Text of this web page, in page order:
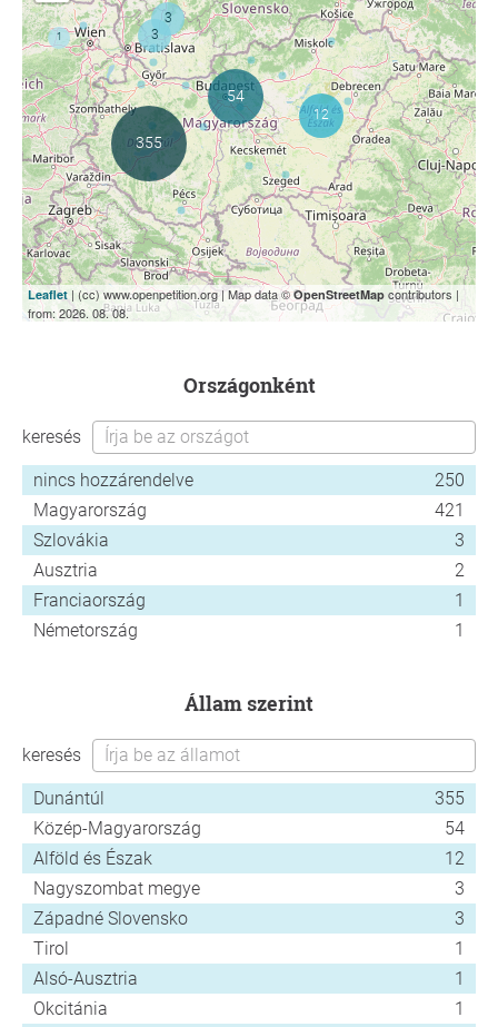
Leaflet | (cc) www.openpetition.org | Map data © OpenStreetMap contributors |
from: 2026. 08. 08.
országonként
keresés
nincs hozzárendelve
250
Magyarország
421
Szlovákia
3
Ausztria
2
Franciaország
1
Németország
1
állam szerint
keresés
Dunántúl
355
Közép-Magyarország
54
Alföld és Észak
12
Nagyszombat megye
3
Západné Slovensko
3
Tirol
1
Alsó-Ausztria
1
Okcitánia
1